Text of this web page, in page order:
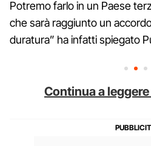
Potremo farlo in un Paese
che sarà raggiunto un
duratura” ha infatti spiegato
Continua a